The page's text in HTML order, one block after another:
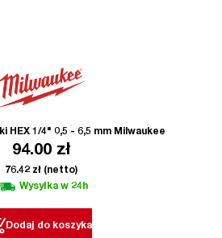
HEX 1/4" 0,5 - 6,5 mm Milwaukee
94.00 zł
76.42 zł (netto)
Wysyłka w 24h
Dodaj do koszyka